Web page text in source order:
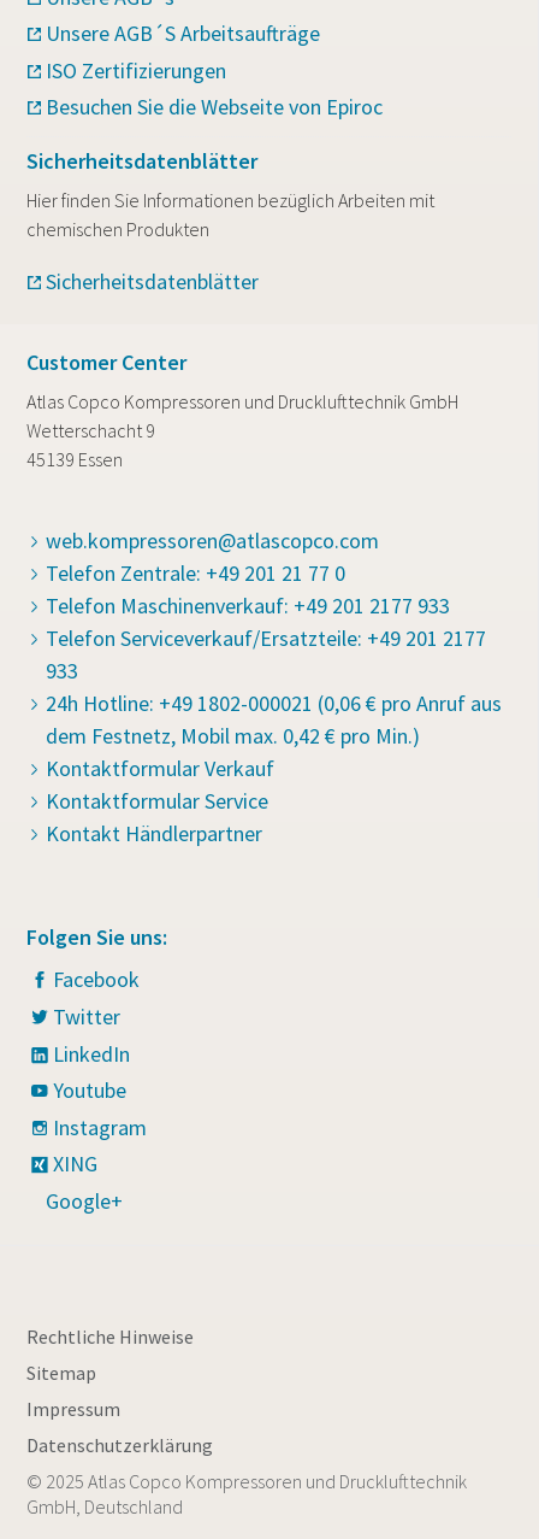
Unsere AGB´S Arbeitsaufträge
ISO Zertifizierungen
Besuchen Sie die Webseite von Epiroc
Sicherheitsdatenblätter
Hier finden Sie Informationen bezüglich Arbeiten mit
chemischen Produkten
Sicherheitsdatenblätter
Customer Center
Atlas Copco Kompressoren und Drucklufttechnik GmbH
Wetterschacht 9
45139 Essen
web.kompressoren@atlascopco.com
Telefon Zentrale: +49 201 21 77 0
Telefon Maschinenverkauf: +49 201 2177 933
Telefon Serviceverkauf/Ersatzteile: +49 201 2177
933
24h Hotline: +49 1802-000021 (0,06 € pro Anruf aus
dem Festnetz, Mobil max. 0,42 € pro Min.)
Kontaktformular Verkauf
Kontaktformular Service
Kontakt Händlerpartner
Folgen Sie uns:
Facebook
Twitter
LinkedIn
Youtube
Instagram
XING
Google+
Rechtliche Hinweise
Sitemap
Impressum
Datenschutzerklärung
© 2025 Atlas Copco Kompressoren und Drucklufttechnik
GmbH, Deutschland